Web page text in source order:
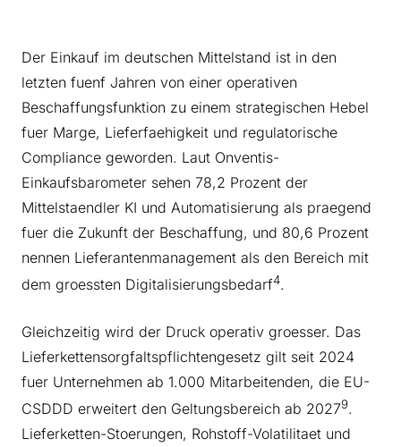
Der Einkauf im deutschen Mittelstand ist in den
letzten fuenf Jahren von einer operativen
Beschaffungsfunktion zu einem strategischen Hebel
fuer Marge, Lieferfaehigkeit und regulatorische
Compliance geworden. Laut Onventis-
Einkaufsbarometer sehen 78,2 Prozent der
Mittelstaendler KI und Automatisierung als praegend
fuer die Zukunft der Beschaffung, und 80,6 Prozent
nennen Lieferantenmanagement als den Bereich mit
dem groessten Digitalisierungsbedarf4.
Gleichzeitig wird der Druck operativ groesser. Das
Lieferkettensorgfaltspflichtengesetz gilt seit 2024
fuer Unternehmen ab 1.000 Mitarbeitenden, die EU-
CSDDD erweitert den Geltungsbereich ab 20279.
Lieferketten-Stoerungen, Rohstoff-Volatilitaet und